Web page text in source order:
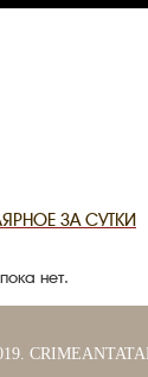
ЗА СУТКИ
нет.